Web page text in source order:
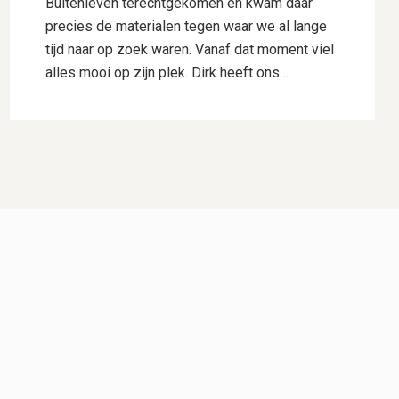
precies de materialen tegen waar we al lange
tijd naar op zoek waren. Vanaf dat moment viel
alles mooi op zijn plek. Dirk heeft ons